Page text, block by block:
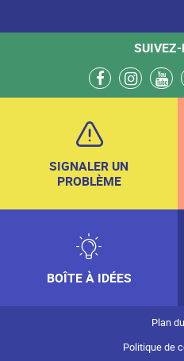
facebook
SIGNALER UN
PROBLÈME
BOÎTE À IDÉES
Plan
Politique de